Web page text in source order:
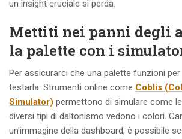
un insight cruciale si perda.
Mettiti nei panni degli
la palette con i
Per assicurarci che una palette funzioni
testarla. Strumenti online come Coblis
Simulator) permettono di simulare come
diversi tipi di daltonismo vedono i colori.
un'immagine della dashboard, è possibile